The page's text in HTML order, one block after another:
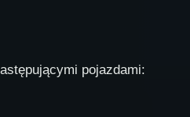
pojazdami: